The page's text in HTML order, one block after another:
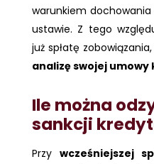
warunkiem
ustawie. Z tego
już spłatę
analizę swojej
Ile można
sankcji
Przy wcześniejszej